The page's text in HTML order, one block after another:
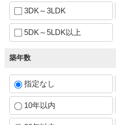
3DK～3LDK
5DK～5LDK以上
築年数
指定なし
10年以内